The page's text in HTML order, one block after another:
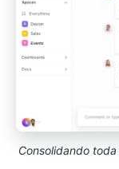
Consolidando